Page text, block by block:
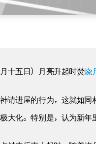
月十五日）月亮升起时焚烧
请进屋的行为，这就如
大化。特别是，认为新